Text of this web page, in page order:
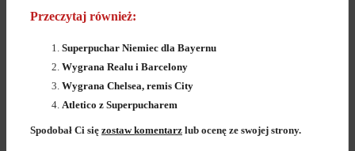
Przeczytaj również:
Superpuchar Niemiec dla Bayernu
Wygrana Realu i Barcelony
Wygrana Chelsea, remis City
Atletico z Superpucharem
Spodobał Ci się zostaw komentarz lub ocenę ze swojej strony.